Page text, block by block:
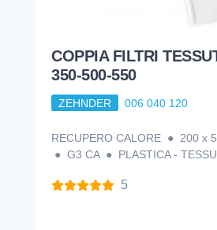
COPPIA FILTRI
350-500-550
ZEHNDER 006 040 120
RECUPERO CALORE ● 200 x
● G3 CA ● PLASTICA -
5